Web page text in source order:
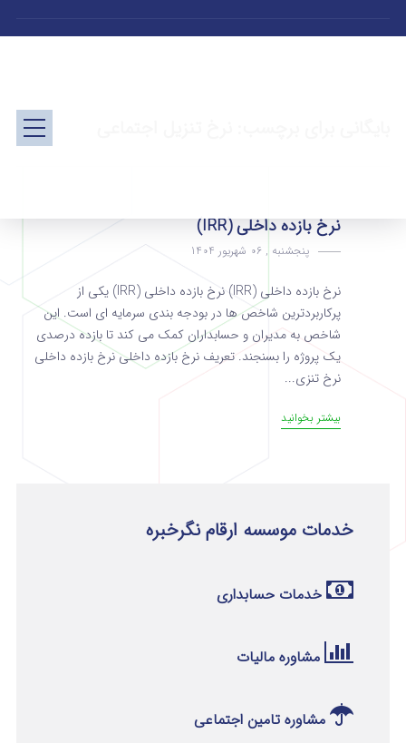
نرخ بازده داخلی (IRR)
پنجشنبه , 06 شهریور 1404
نرخ بازده داخلی (IRR) نرخ بازده داخلی (IRR) یکی از
پرکاربردترین شاخص ها در بودجه بندی سرمایه ای است. این
شاخص به مدیران و حسابداران کمک می کند تا بازده درصدی
یک پروژه را بسنجند. تعریف نرخ بازده داخلی نرخ بازده داخلی
نرخ تنزی...
بیشتر بخوانید
خدمات موسسه ارقام نگرخبره
خدمات حسابداری
مشاوره مالیات
مشاوره تامین اجتماعی